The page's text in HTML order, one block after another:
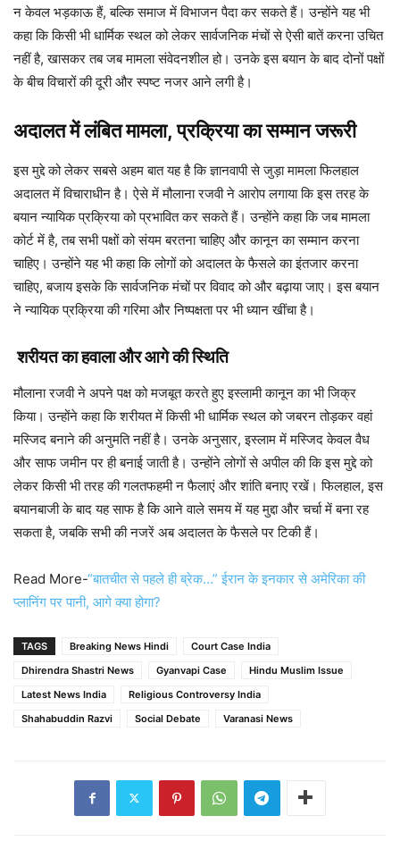
न केवल भड़काऊ हैं, बल्कि समाज में विभाजन पैदा कर सकते हैं। उन्होंने यह भी
कहा कि किसी भी धार्मिक स्थल को लेकर सार्वजनिक मंचों से ऐसी बातें करना उचित
नहीं है, खासकर तब जब मामला संवेदनशील हो। उनके इस बयान के बाद दोनों पक्षों
के बीच विचारों की दूरी और स्पष्ट नजर आने लगी है।
अदालत में लंबित मामला, प्रक्रिया का सम्मान जरूरी
इस मुद्दे को लेकर सबसे अहम बात यह है कि ज्ञानवापी से जुड़ा मामला फिलहाल
अदालत में विचाराधीन है। ऐसे में मौलाना रजवी ने आरोप लगाया कि इस तरह के
बयान न्यायिक प्रक्रिया को प्रभावित कर सकते हैं। उन्होंने कहा कि जब मामला
कोर्ट में है, तब सभी पक्षों को संयम बरतना चाहिए और कानून का सम्मान करना
चाहिए। उन्होंने यह भी कहा कि लोगों को अदालत के फैसले का इंतजार करना
चाहिए, बजाय इसके कि सार्वजनिक मंचों पर विवाद को और बढ़ाया जाए। इस बयान
ने न्यायिक प्रक्रिया की गरिमा और निष्पक्षता पर भी ध्यान खींचा है।
शरीयत का हवाला और आगे की स्थिति
मौलाना रजवी ने अपने पक्ष को मजबूत करते हुए इस्लामी कानून का भी जिक्र
किया। उन्होंने कहा कि शरीयत में किसी भी धार्मिक स्थल को जबरन तोड़कर वहां
मस्जिद बनाने की अनुमति नहीं है। उनके अनुसार, इस्लाम में मस्जिद केवल वैध
और साफ जमीन पर ही बनाई जाती है। उन्होंने लोगों से अपील की कि इस मुद्दे को
लेकर किसी भी तरह की गलतफहमी न फैलाएं और शांति बनाए रखें। फिलहाल, इस
बयानबाजी के बाद यह साफ है कि आने वाले समय में यह मुद्दा और चर्चा में बना रह
सकता है, जबकि सभी की नजरें अब अदालत के फैसले पर टिकी हैं।
Read More-“बातचीत से पहले ही ब्रेक…” ईरान के इनकार से अमेरिका की
प्लानिंग पर पानी, आगे क्या होगा?
TAGS Breaking News Hindi
Court Case India
Dhirendra Shastri News
Gyanvapi Case
Hindu Muslim Issue
Latest News India
Religious Controversy India
Shahabuddin Razvi
Social Debate Varanasi News